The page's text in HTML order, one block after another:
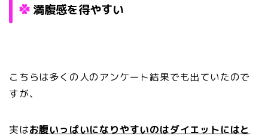
満腹感を得やすい
こちらは多くの人のアンケート結果でも出ていたので
すが、
実はお腹いっぱいになりやすいのはダイエットにはと